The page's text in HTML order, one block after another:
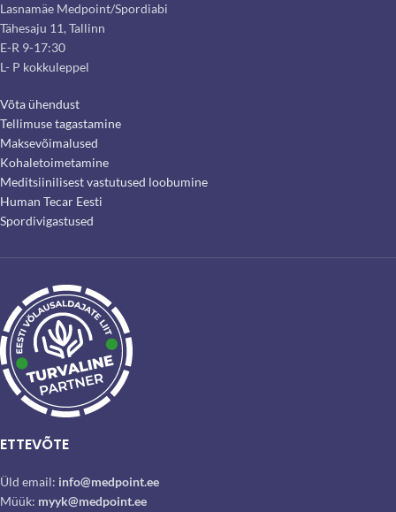
Lasnamäe Medpoint/Spordiabi
Tähesaju 11, Tallinn
E-R 9-17:30
L- P kokkuleppel
Võta ühendust
Tellimuse tagastamine
Maksevõimalused
Kohaletoimetamine
Meditsiinilisest vastutused loobumine
Human Tecar Eesti
Spordivigastused
ETTEVÕTE
Üld email: info@medpoint.ee
Müük: myyk@medpoint.ee